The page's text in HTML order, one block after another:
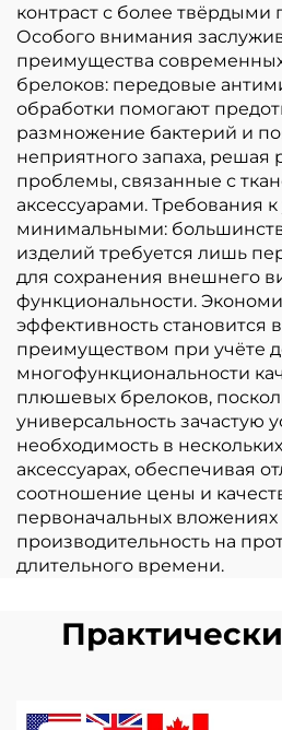
контраст с более твёрдыми
Особого внимания
преимущества
брелоков: передовые
обработки помогают
размножение бактерий и
неприятного запаха, решая
проблемы, связанные с
аксессуарами. Требования к
минимальными:
изделий требуется лишь
для сохранения внешнего
функциональности.
эффективность становится
преимуществом при учёте
многофункциональности
плюшевых брелоков,
универсальность зачастую
необходимость в
аксессуарах, обеспечивая
соотношение цены и
первоначальных
производительность на
длительного времени.